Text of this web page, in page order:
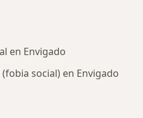
en Envigado
social) en Envigado